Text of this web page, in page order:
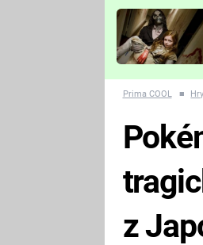
FUTURAMA
Prima COOL ■ Hry
z